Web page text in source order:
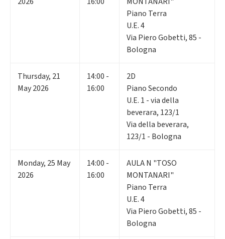
Piano Terra
U.E. 4
Via Piero Gobetti, 85 -
Bologna
Thursday, 21
May 2026
14:00 -
16:00
2D
Piano Secondo
U.E. 1 - via della
beverara, 123/1
Via della beverara,
123/1 - Bologna
Monday, 25 May
2026
14:00 -
16:00
AULA N "TOSO
MONTANARI"
Piano Terra
U.E. 4
Via Piero Gobetti, 85 -
Bologna